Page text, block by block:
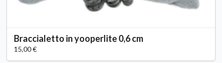
Braccialetto in yooperlite 0,6 cm
15,00 €